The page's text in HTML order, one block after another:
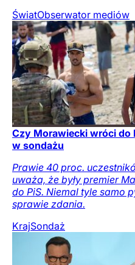
ŚwiatObserwator mediów
Czy Morawiecki wróci do
w sondażu
Prawie 40 proc.
uważa, że były premier
do PiS. Niemal tyle samo
sprawie zdania.
KrajSondaż